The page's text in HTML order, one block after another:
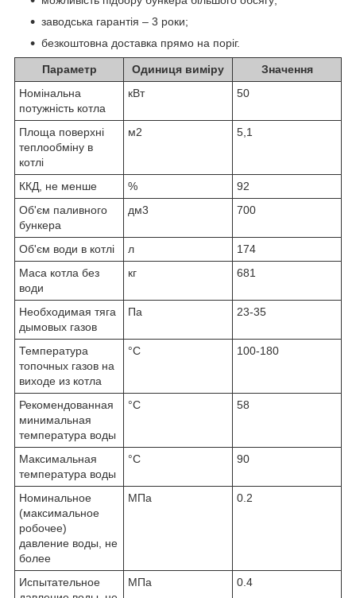
заводська гарантія – 3 роки;
безкоштовна доставка прямо на поріг.
Параметр Одиниця виміру
Значення
Номінальна
потужність котла
кВт 50
Площа поверхні
теплообміну в
котлі
м2 5,1
ККД, не менше %
92
Об'єм паливного
бункера
дм3 700
Об'єм води в котлі л
174
Маса котла без
води
кг 681
Необходимая тяга
дымовых газов
Па 23-35
Температура
топочных газов на
виходе из котла
°C 100-180
Рекомендованная
минимальная
температура воды
°C 58
Максимальная
температура воды
°C 90
Номинальное
(максимальное
робочее)
давление воды, не
более
МПа 0.2
Испытательное
МПа 0.4